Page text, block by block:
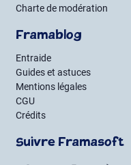
Charte de modération
Framablog
Entraide
Guides et astuces
Mentions légales
CGU
Crédits
Suivre Framasoft